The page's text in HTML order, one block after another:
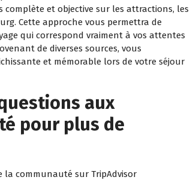
complète et objective sur les attractions, les
Cette approche vous permettra de
qui correspond vraiment à vos attentes
de diverses sources, vous
et mémorable lors de votre séjour
aux
pour plus de
la communauté sur TripAdvisor